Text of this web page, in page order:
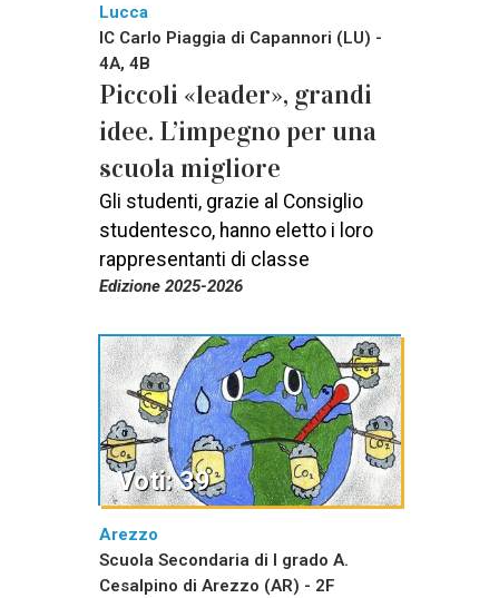
Lucca
IC Carlo Piaggia di Capannori (LU) -
4A, 4B
Piccoli «leader», grandi
idee. L’impegno per una
scuola migliore
Gli studenti, grazie al Consiglio
studentesco, hanno eletto i loro
rappresentanti di classe
Edizione 2025-2026
Arezzo
Scuola Secondaria di I grado A.
Cesalpino di Arezzo (AR) - 2F
Voti: 39